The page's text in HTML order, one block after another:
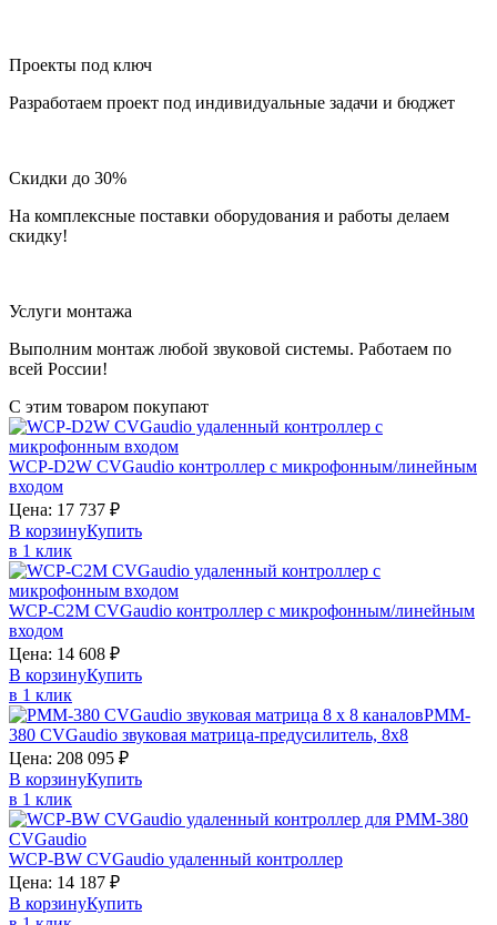
Проекты под ключ
Разработаем проект под индивидуальные задачи и бюджет
Скидки до 30%
На комплексные поставки оборудования и работы делаем
скидку!
Услуги монтажа
Выполним монтаж любой звуковой системы. Работаем по
всей России!
С этим товаром покупают
WCP-D2W CVGaudio контроллер с микрофонным/линейным
входом
Цена: 17 737 ₽
В корзинуКупить
в 1 клик
WCP-C2M CVGaudio контроллер с микрофонным/линейным
входом
Цена: 14 608 ₽
В корзинуКупить
в 1 клик
PMM-
380 CVGaudio звуковая матрица-предусилитель, 8х8
Цена: 208 095 ₽
В корзинуКупить
в 1 клик
WCP-BW CVGaudio удаленный контроллер
Цена: 14 187 ₽
В корзинуКупить